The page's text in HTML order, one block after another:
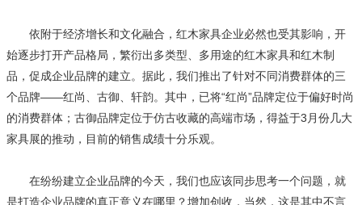
依附于经济增长和文化融合，红木家具企业必然也受其影响，开
始逐步打开产品格局，繁衍出多类型、多用途的红木家具和红木制
品，促成企业品牌的建立。据此，我们推出了针对不同消费群体的三
个品牌——红尚、古御、轩韵。其中，已将“红尚”品牌定位于偏好时尚
的消费群体；古御品牌定位于仿古收藏的高端市场，得益于3月份几大
家具展的推动，目前的销售成绩十分乐观。
在纷纷建立企业品牌的今天，我们也应该同步思考一个问题，就
是打造企业品牌的真正意义在哪里？增加创收，当然，这是其中不言